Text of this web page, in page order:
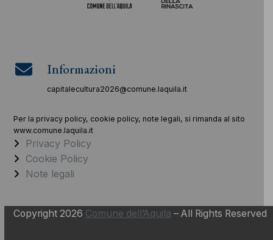
Informazioni
capitalecultura2026@comune.laquila.it
Per la privacy policy, cookie policy, note legali, si rimanda al sito
www.comune.laquila.it
Privacy Policy
Cookie Policy
Note legali
Copyright 2026 Comune dell’Aquila – All Rights Reserved